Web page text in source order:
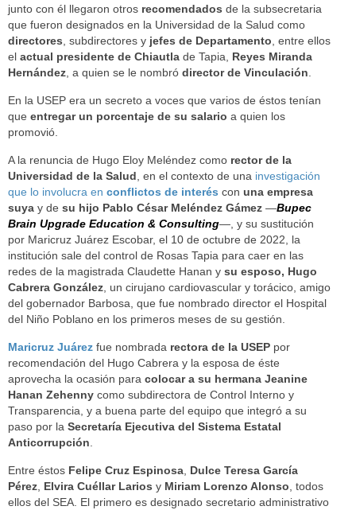
junto con él llegaron otros recomendados de la subsecretaria
que fueron designados en la Universidad de la Salud como
directores , subdirectores y jefes de Departamento , entre ellos
el actual presidente de Chiautla de Tapia, Reyes Miranda
Hernández , a quien se le nombró director de Vinculación
En la USEP era un secreto a voces que varios de éstos tenían
que entregar un porcentaje de su salario a quien los
promovió.
A la renuncia de Hugo Eloy Meléndez como rector de la
Universidad de la Salud , en el contexto de una investigación
que lo involucra en conflictos de interés con una empresa
suya y de su hijo Pablo César Meléndez Gámez —Bupec
Brain Upgrade Education & Consulting—, y su sustitución
por Maricruz Juárez Escobar, el 10 de octubre de 2022, la
institución sale del control de Rosas Tapia para caer en las
redes de la magistrada Claudette Hanan y su esposo, Hugo
Cabrera González , un cirujano cardiovascular y torácico, amigo
del gobernador Barbosa, que fue nombrado director el Hospital
del Niño Poblano en los primeros meses de su gestión.
Maricruz Juárez fue nombrada rectora de la USEP por
recomendación del Hugo Cabrera y la esposa de éste
aprovecha la ocasión para colocar a su hermana Jeanine
Hanan Zehenny como subdirectora de Control Interno y
Transparencia, y a buena parte del equipo que integró a su
paso por la Secretaría Ejecutiva del Sistema Estatal
Anticorrupción
Entre éstos Felipe Cruz Espinosa Dulce Teresa García
Pérez Elvira Cuéllar Larios y Miriam Lorenzo Alonso , todos
ellos del SEA. El primero es designado secretario administrativo